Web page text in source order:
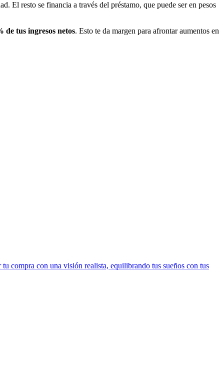
El resto se financia a través del préstamo, que puede ser en pesos
de tus ingresos netos. Esto te da margen para afrontar aumentos en
compra con una visión realista, equilibrando tus sueños con tus